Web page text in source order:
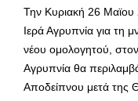
Την Κυριακή 26 Μαϊου
Ιερά Αγρυπνία για τη
νέου ομολογητού,
Αγρυπνία θα
Αποδείπνου μετά της